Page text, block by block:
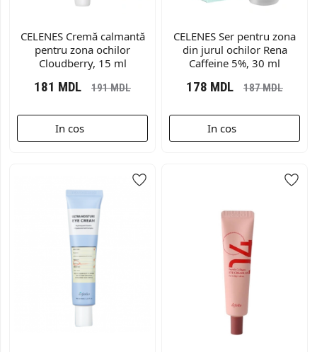
CELENES Cremă calmantă
pentru zona ochilor
Cloudberry, 15 ml
181 MDL 191MDL
In cos
CELENES Ser pentru zona
din jurul ochilor Rena
Caffeine 5%, 30 ml
178 MDL 187MDL
In cos